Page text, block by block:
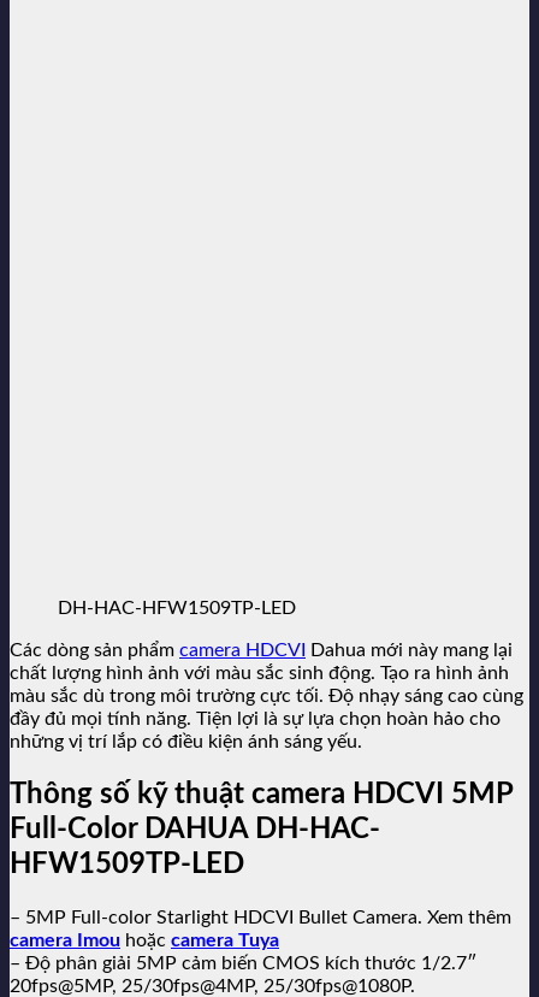
DH-HAC-HFW1509TP-LED
Các dòng sản phẩm camera HDCVI
Dahua mới này mang lại
chất lượng hình ảnh với màu sắc sinh động. Tạo ra hình ảnh
màu sắc dù trong môi trường cực tối. Độ nhạy sáng cao cùng
đầy đủ mọi tính năng. Tiện lợi là sự lựa chọn hoàn hảo cho
những vị trí lắp có điều kiện ánh sáng yếu.
Thông số kỹ thuật camera HDCVI 5MP
Full-Color DAHUA DH-HAC-
HFW1509TP-LED
– 5MP Full-color Starlight HDCVI Bullet Camera. Xem thêm
camera Imou hoặc camera Tuya
– Độ phân giải 5MP cảm biến CMOS kích thước 1/2.7″
20fps@5MP, 25/30fps@4MP, 25/30fps@1080P.